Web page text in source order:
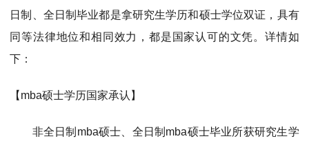
MPAcc会计专硕
院校库 考试报名 招生政策 学制学费
报名流程
日制、全日制毕业都是拿研究生学历和硕士学位双证，具有
同等法律地位和相同效力，都是国家认可的文凭。详情如
下：
【mba硕士学历国家承认】
非全日制mba硕士、全日制mba硕士毕业所获研究生学